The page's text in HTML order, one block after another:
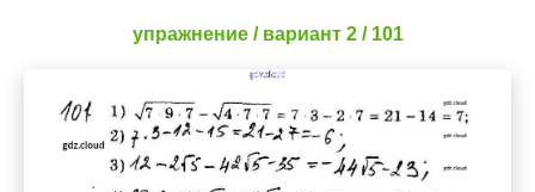
упражнение / вариант 2 / 101